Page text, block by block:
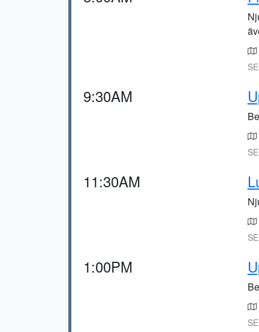
9:30AM
11:30AM
1:00PM